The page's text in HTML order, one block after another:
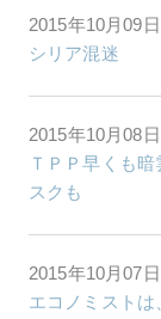
2015年10月09日
シリア混迷
2015年10月08日
ＴＰＰ早くも
スクも
2015年10月07日
エコノミスト